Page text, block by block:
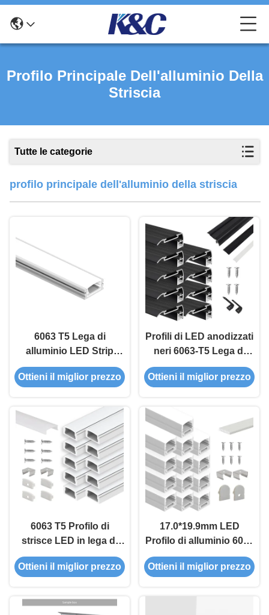
Profilo Principale Dell'alluminio Della
Striscia
Tutte le categorie
profilo principale dell'alluminio della striscia
6063 T5 Lega di
alluminio LED Strip
Profilo di alluminio con
superficie anodizzata
Ottieni il miglior prezzo
Profili di LED anodizzati
neri 6063-T5 Lega di
alluminio
W65mm*H27.5mm per
Ottieni il miglior prezzo
6063 T5 Profilo di
strisce LED in lega di
alluminio con lunghezza
personalizzabile e
Ottieni il miglior prezzo
17.0*19.9mm LED
Profilo di alluminio 6063
T5 Legatura con
ossidazione da
Ottieni il miglior prezzo